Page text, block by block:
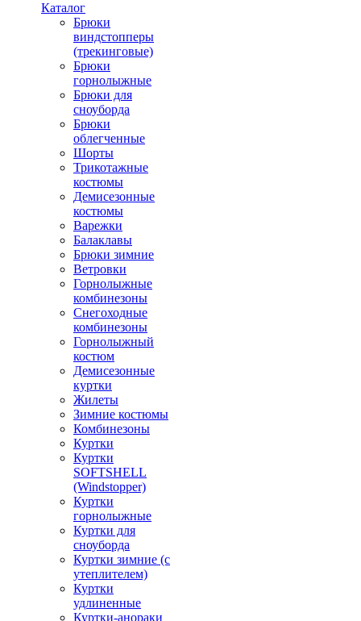
Каталог
Брюки
виндстопперы
(трекинговые)
Брюки
горнолыжные
Брюки для
сноуборда
Брюки
облегченные
Шорты
Трикотажные
костюмы
Демисезонные
костюмы
Варежки
Балаклавы
Брюки зимние
Ветровки
Горнолыжные
комбинезоны
Снегоходные
комбинезоны
Горнолыжный
костюм
Демисезонные
куртки
Жилеты
Зимние костюмы
Комбинезоны
Куртки
Куртки
SOFTSHELL
(Windstopper)
Куртки
горнолыжные
Куртки для
сноуборда
Куртки зимние (с
утеплителем)
Куртки
удлиненные
Куртки-анораки